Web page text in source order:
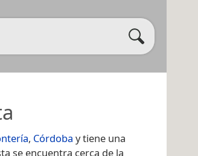
, Córdoba y tiene una
se encuentra cerca de la